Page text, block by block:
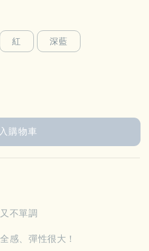
紅 深藍
購物車
不單調
感、彈性很大！